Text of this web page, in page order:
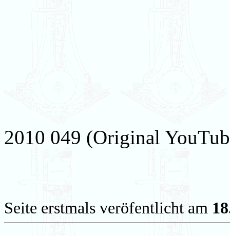
2010 049 (Original
Seite erstmals veröfentlicht am